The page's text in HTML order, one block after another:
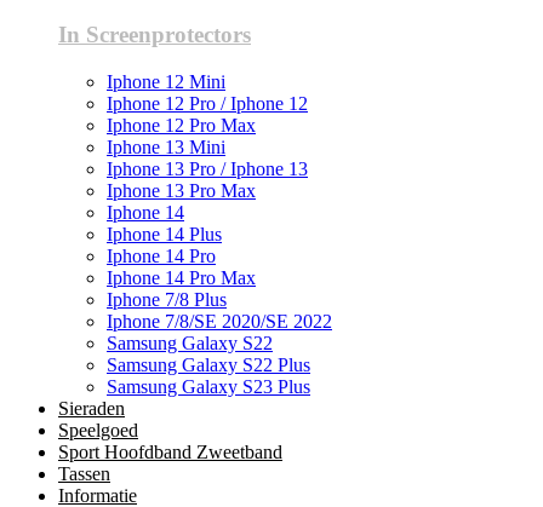
In Screenprotectors
Iphone 12 Mini
Iphone 12 Pro / Iphone 12
Iphone 12 Pro Max
Iphone 13 Mini
Iphone 13 Pro / Iphone 13
Iphone 13 Pro Max
Iphone 14
Iphone 14 Plus
Iphone 14 Pro
Iphone 14 Pro Max
Iphone 7/8 Plus
Iphone 7/8/SE 2020/SE 2022
Samsung Galaxy S22
Samsung Galaxy S22 Plus
Samsung Galaxy S23 Plus
Sieraden
Speelgoed
Sport Hoofdband Zweetband
Tassen
Informatie